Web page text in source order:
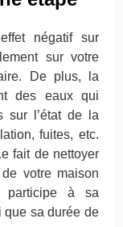
négatif sur
sur votre
De plus, la
des eaux qui
sur l’état de la
fuites, etc.
fait de nettoyer
votre maison
participe à sa
que sa durée de